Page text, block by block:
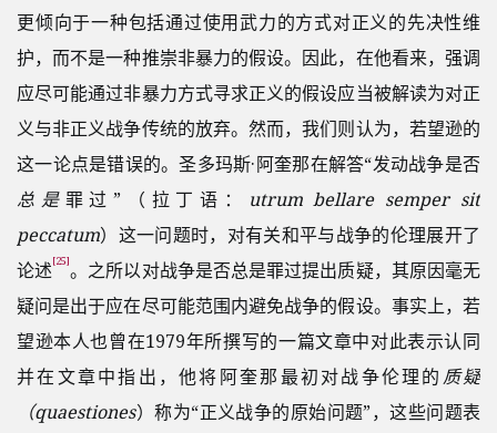
更倾向于一种包括通过使用武力的方式对正义的先决性维
护，而不是一种推崇非暴力的假设。因此，在他看来，强调
应尽可能通过非暴力方式寻求正义的假设应当被解读为对正
义与非正义战争传统的放弃。然而，我们则认为，若望逊的
这一论点是错误的。圣多玛斯·阿奎那在解答“发动战争是否
总是 罪过”（拉丁语：
utrum bellare semper sit
peccatum）这一问题时，对有关和平与战争的伦理展开了
论述[25]。之所以对战争是否总是罪过提出质疑，其原因毫无
疑问是出于应在尽可能范围内避免战争的假设。事实上，若
望逊本人也曾在1979年所撰写的一篇文章中对此表示认同
并在文章中指出，他将阿奎那最初对战争伦理的 质疑
（quaestiones）称为“正义战争的原始问题”，这些问题表